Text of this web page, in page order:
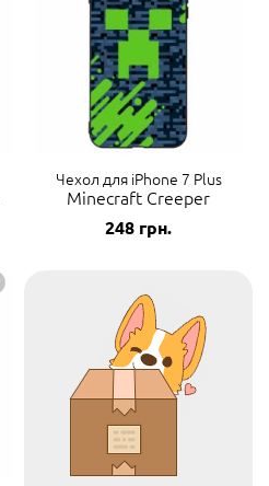
Чехол для iPhone 7 Plus
Minecraft Creeper
248 грн.